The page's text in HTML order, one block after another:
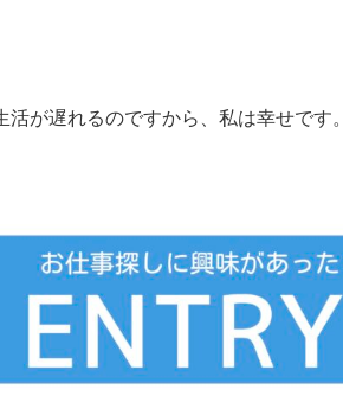
が遅れるのですから、私は幸せです。